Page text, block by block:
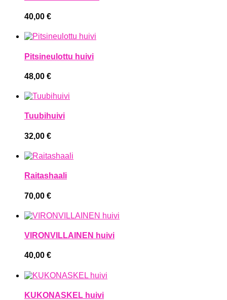
40,00 €
Pitsineulottu huivi
48,00 €
Tuubihuivi
32,00 €
Raitashaali
70,00 €
VIRONVILLAINEN huivi
40,00 €
KUKONASKEL huivi